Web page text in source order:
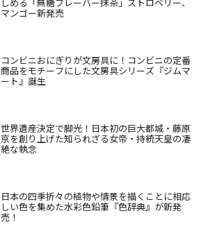
マンゴー新発売
コンビニおにぎりが文房具に！コンビニの定番
商品をモチーフにした文房具シリーズ『ジムマ
ート』誕生
世界遺産決定で脚光！日本初の巨大都城・藤原
京を創り上げた知られざる女帝・持統天皇の凄
絶な執念
日本の四季折々の植物や情景を描くことに相応
しい色を集めた水彩色鉛筆『色辞典』が新発
売！